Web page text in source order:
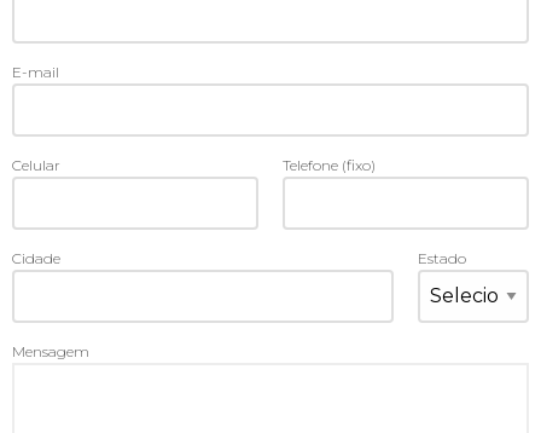
E-mail
Celular Telefone (fixo)
Cidade Estado
Mensagem